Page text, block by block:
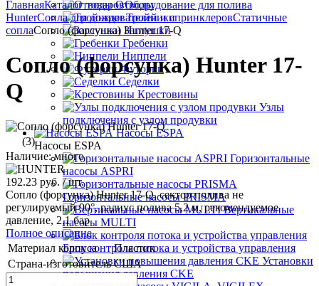
Отводы
Тройники
Заглушки
Гребенки
Ниппели
Футорки
Седелки
Крестовины
Узлы
подключения с узлом продувки
Насосы ESPA
Насосы ESPA
Горизонтальные
насосы ASPRI
Горизонтальные насосы PRISMA
Вертикальные
насосы MULTI
Блок контроля потока и устройства управления
Установки
повышения давления CKE
ГлавнаяКаталог товаровОборудование для полива
HunterСопла для дождевателей и спринклеровСтатичные
соплаСопло (форсунка) Hunter 17-Q
Сопло (форсунка) Hunter 17-
Q
(3)
Наличие: много
192.23 руб. / шт.
Сопло (форсунка) Hunter 17-Q, сектор полива не
регулируемый 90°, радиус полива 5,2 м, рекомендуемое
давление, 2,1 бар
Полное описание
Материал корпуса
Пластик
Страна-изготовитель США